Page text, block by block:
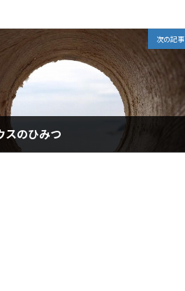
次の記事
スのひみつ